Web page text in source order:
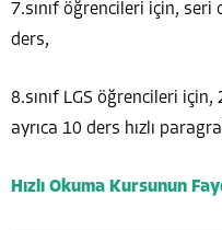
7.sınıf öğrencileri için,
ders,
8.sınıf LGS öğrencileri
ayrıca 10 ders hızlı
Hızlı Okuma Kursunun